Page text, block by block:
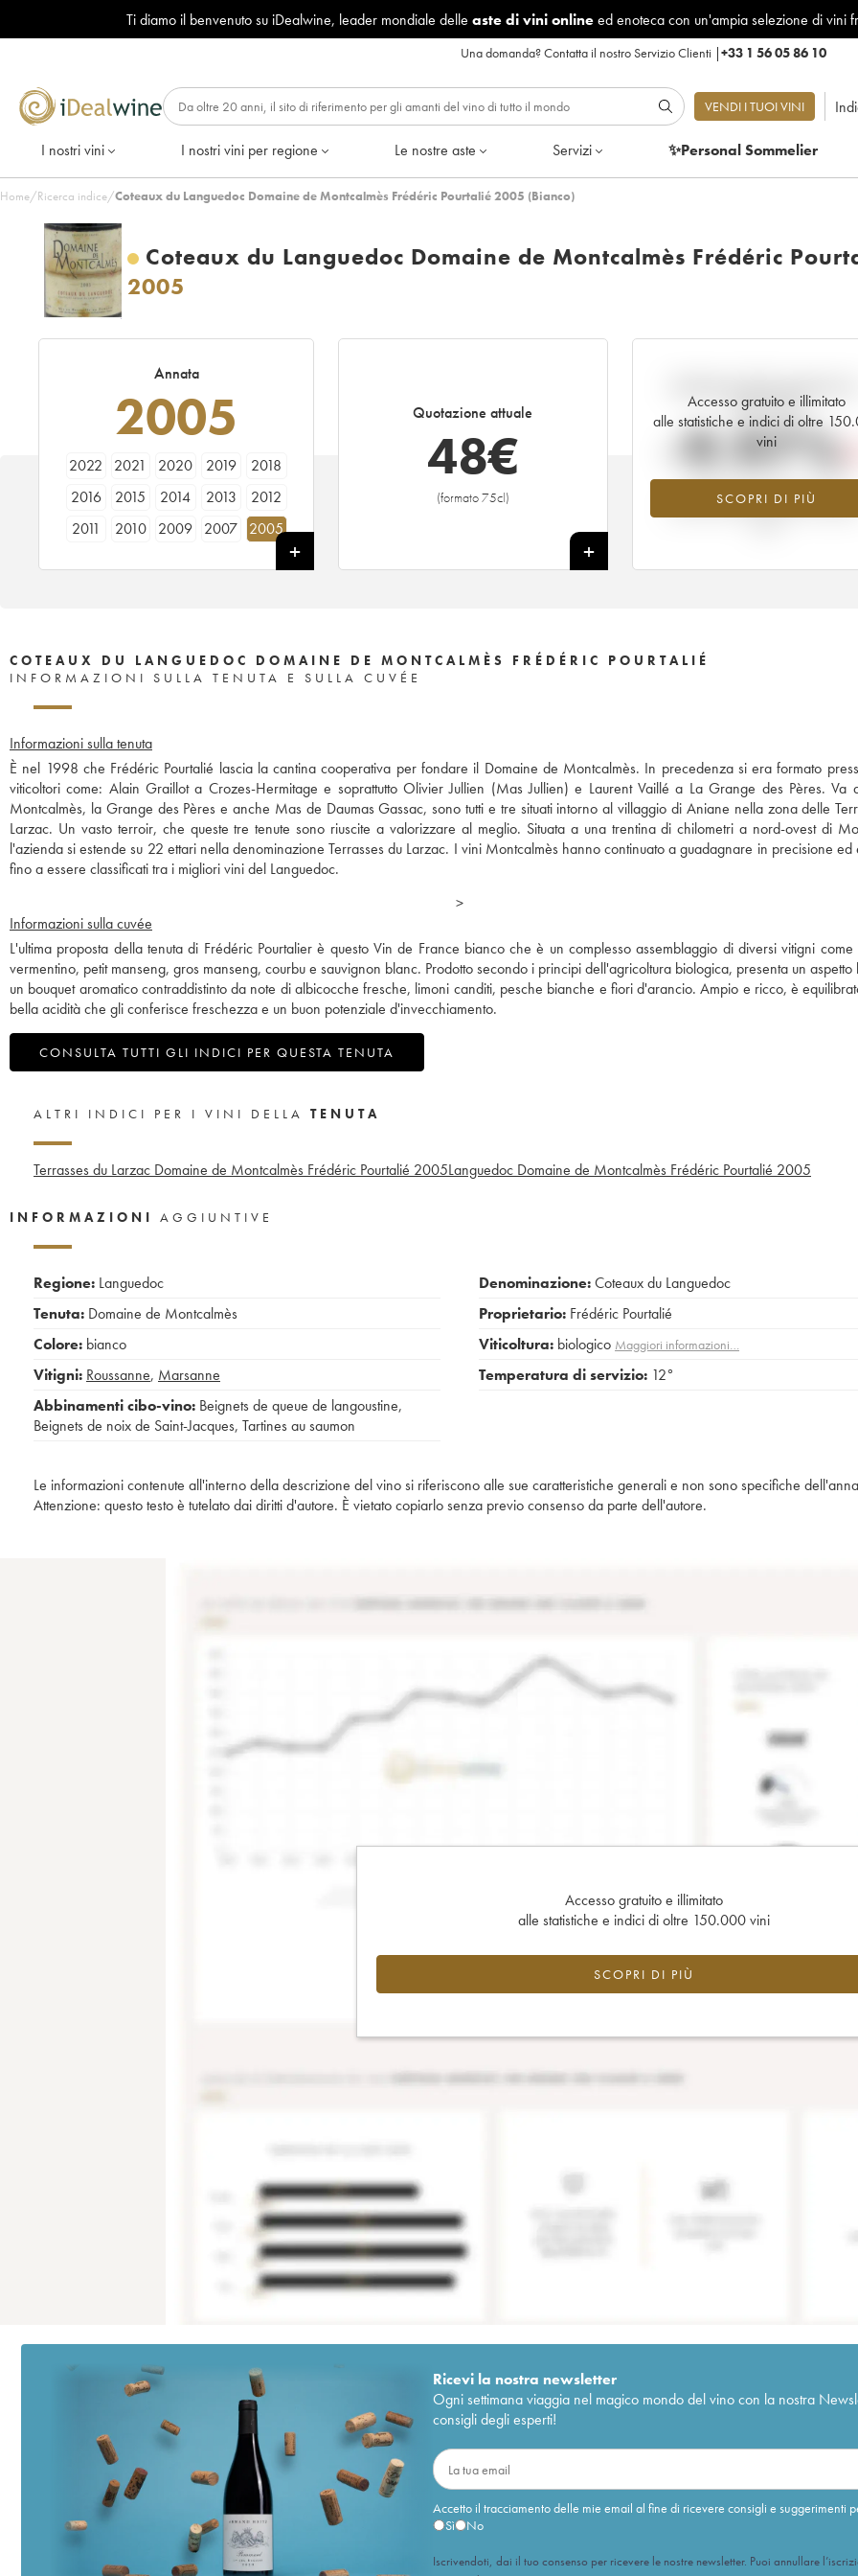
Ti diamo il benvenuto su iDealwine, leader mondiale delle aste di vini onlineed enoteca con un'ampia selezione di vini
Una domanda?Contatta il nostro Servizio Clienti |+33 1 56 05 86 10
VENDI I TUOI VINI
I nostri vini I nostri vini per regione Le nostre aste Servizi ✨Personal Sommelier
Home/Ricerca indice/Coteaux du Languedoc Domaine de Montcalmès Frédéric Pourtalié 2005 (Bianco)
Coteaux du Languedoc Domaine de Montcalmès Frédéric
2005
Annata
2005
2022 2021 2020 2019
2018
2016
2015 2014 2013
2012
2011
2010 2009 2007 2005
Quotazione attuale
48€
(formato 75cl)
+
Accesso gratuito e illimitato
alle statistiche e indici di oltre
vini
SCOPRI DI PIÙ
tempo reale
-9.97%
Tendenza al ribasso per il valore
dell'annata 2005 nel 2026 rispetto
COTEAUX DU LANGUEDOC DOMAINE DE MONTCALMÈS FRÉDÉRIC POURTALIÉ
INFORMAZIONI SULLA TENUTA E SULLA CUVÉE
Informazioni sulla tenuta
È nel 1998 che Frédéric Pourtalié lascia la cantina cooperativa per fondare il Domaine de Montcalmès. In precedenza si era formato
viticoltori come: Alain Graillot a Crozes-Hermitage e soprattutto Olivier Jullien (Mas Jullien) e Laurent Vaillé a La Grange des Pères. Va
Montcalmès, la Grange des Pères e anche Mas de Daumas Gassac, sono tutti e tre situati intorno al villaggio di Aniane nella zona delle
Larzac. Un vasto terroir, che queste tre tenute sono riuscite a valorizzare al meglio. Situata a una trentina di chilometri a nord-ovest di
l'azienda si estende su 22 ettari nella denominazione Terrasses du Larzac. I vini Montcalmès hanno continuato a guadagnare in precisione ed
fino a essere classificati tra i migliori vini del Languedoc.
>
Informazioni sulla cuvée
L'ultima proposta della tenuta di Frédéric Pourtalier è questo Vin de France bianco che è un complesso assemblaggio di diversi vitigni
vermentino, petit manseng, gros manseng, courbu e sauvignon blanc. Prodotto secondo i principi dell'agricoltura biologica, presenta un aspetto
un bouquet aromatico contraddistinto da note di albicocche fresche, limoni canditi, pesche bianche e fiori d'arancio. Ampio e ricco, è
bella acidità che gli conferisce freschezza e un buon potenziale d'invecchiamento.
CONSULTA TUTTI GLI INDICI PER QUESTA TENUTA
ALTRI INDICI PER I VINI DELLA TENUTA
Terrasses du Larzac Domaine de Montcalmès Frédéric Pourtalié 2005Languedoc Domaine de Montcalmès Frédéric Pourtalié 2005
INFORMAZIONI AGGIUNTIVE
Regione: Languedoc
Tenuta: Domaine de Montcalmès
Colore: bianco
Vitigni: Roussanne, Marsanne
Abbinamenti cibo-vino: Beignets de queue de langoustine,
Beignets de noix de Saint-Jacques, Tartines au saumon
Denominazione:Coteaux du Languedoc
Proprietario: Frédéric Pourtalié
Viticoltura: biologico Maggiori informazioni…
Temperatura di servizio: 12°
Le informazioni contenute all'interno della descrizione del vino si riferiscono alle sue caratteristiche generali e non sono specifiche
Attenzione: questo testo è tutelato dai diritti d'autore. È vietato copiarlo senza previo consenso da parte dell'autore.
Accesso gratuito e illimitato
alle statistiche e indici di oltre 150.000 vini
SCOPRI DI PIÙ
Ricevi la nostra newsletter
Ogni settimana viaggia nel magico mondo del vino con la nostra
consigli degli esperti!
Accetto il tracciamento delle mie email al fine di ricevere consigli e suggerimenti
Sì
No
Iscrivendoti, dai il tuo consenso per ricevere le nostre newsletter. Puoi annullare